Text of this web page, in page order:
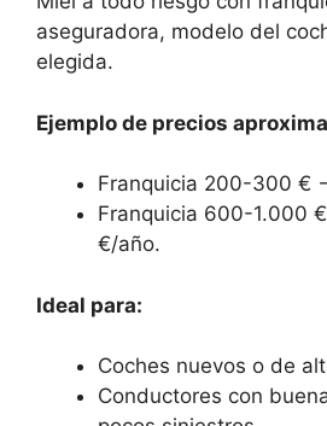
aseguradora, modelo del
elegida.
Ejemplo de precios
Franquicia 200-300 €
Franquicia 600-1.000
€/año.
Ideal para:
Coches nuevos o de
Conductores con